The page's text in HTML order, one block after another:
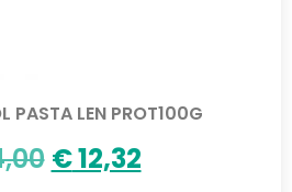
PASTA LEN PROT100G
€12,32